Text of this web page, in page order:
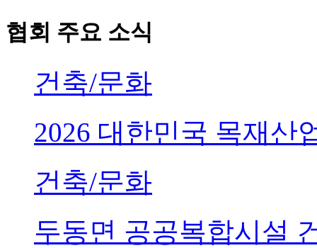
협회 주요 소식
건축/문화
2026 대한민국 목재산
건축/문화
두동면 공공복합시설